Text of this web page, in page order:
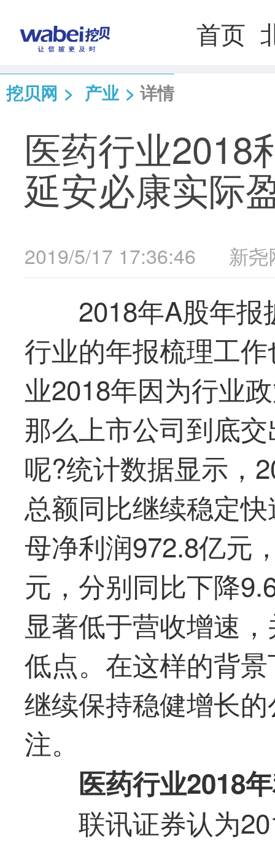
首页
挖贝网 > 产业 > 详情
医药行业2018
延安必康实际
2019/5/17 17:36:46 新尧
2018年A股年
行业的年报梳理工
业2018年因为行业
那么上市公司到底
呢?统计数据显示，
总额同比继续稳定
母净利润972.8亿元
元，分别同比下降
显著低于营收增速
低点。在这样的背
继续保持稳健增长
注。
医药行业2018
联讯证券认为